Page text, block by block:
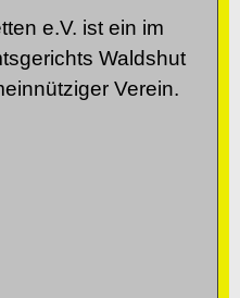
e.V. ist ein im
Waldshut
Verein.